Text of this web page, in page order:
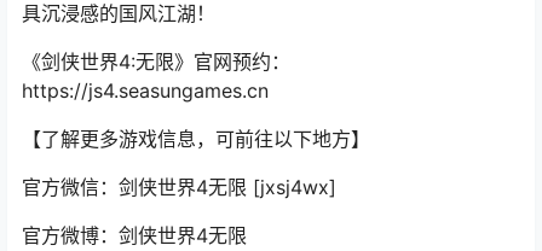
具沉浸感的国风江湖！
《剑侠世界4:无限》官网预约：
https://js4.seasungames.cn
【了解更多游戏信息，可前往以下地方】
官方微信：剑侠世界4无限 [jxsj4wx]
官方微博：剑侠世界4无限